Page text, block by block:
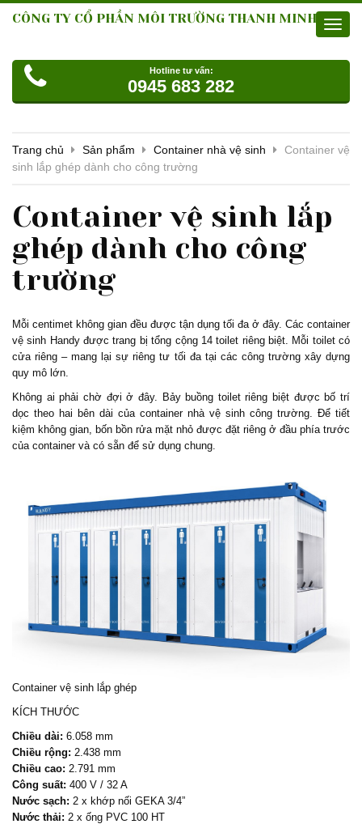
CÔNG TY CỔ PHẦN MÔI TRƯỜNG THANH MINH
Hotline tư vấn:
0945 683 282
Trang chủ Sản phẩm Container nhà vệ sinh
Container vệ
sinh lắp ghép dành cho công trường
Container vệ sinh lắp
ghép dành cho công
trường
Mỗi centimet không gian đều được tận dụng tối đa ở đây. Các container
vệ sinh Handy được trang bị tổng cộng 14 toilet riêng biệt. Mỗi toilet có
cửa riêng – mang lại sự riêng tư tối đa tại các công trường xây dựng
quy mô lớn.
Không ai phải chờ đợi ở đây. Bảy buồng toilet riêng biệt được bố trí
dọc theo hai bên dài của container nhà vệ sinh công trường. Để tiết
kiệm không gian, bốn bồn rửa mặt nhỏ được đặt riêng ở đầu phía trước
của container và có sẵn để sử dụng chung.
Container vệ sinh lắp ghép
KÍCH THƯỚC
Chiều dài: 6.058 mm
Chiều rộng: 2.438 mm
Chiều cao: 2.791 mm
Công suất: 400 V / 32 A
Nước sạch: 2 x khớp nối GEKA 3/4”
Nước thải: 2 x ống PVC 100 HT